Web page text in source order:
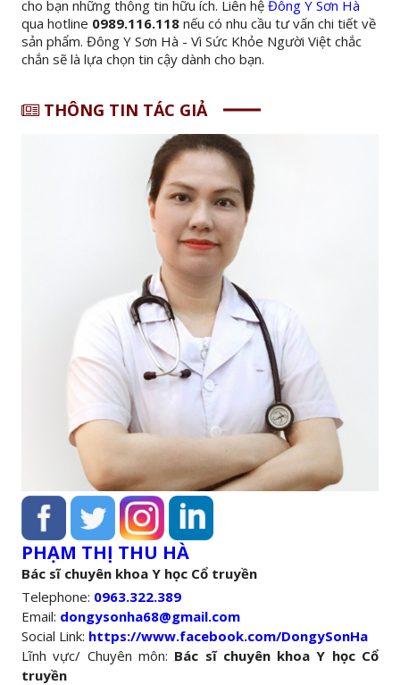
cho bạn những thông tin hữu ích. Liên hệ Đông Y Sơn Hà
qua hotline 0989.116.118 nếu có nhu cầu tư vấn chi tiết về
sản phẩm. Đông Y Sơn Hà - Vì Sức Khỏe Người Việt chắc
chắn sẽ là lựa chọn tin cậy dành cho bạn.
THÔNG TIN TÁC GIẢ
PHẠM THỊ THU HÀ
Bác sĩ chuyên khoa Y học Cổ truyền
Telephone: 0963.322.389
Email: dongysonha68@gmail.com
Social Link: https://www.facebook.com/DongySonHa
Lĩnh vực/ Chuyên môn: Bác sĩ chuyên khoa Y học Cổ
truyền